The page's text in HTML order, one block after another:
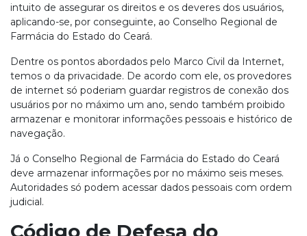
intuito de assegurar os direitos e os deveres dos usuários,
aplicando-se, por conseguinte, ao Conselho Regional de
Farmácia do Estado do Ceará.
Dentre os pontos abordados pelo Marco Civil da Internet,
temos o da privacidade. De acordo com ele, os provedores
de internet só poderiam guardar registros de conexão dos
usuários por no máximo um ano, sendo também proibido
armazenar e monitorar informações pessoais e histórico de
navegação.
Já o Conselho Regional de Farmácia do Estado do Ceará
deve armazenar informações por no máximo seis meses.
Autoridades só podem acessar dados pessoais com ordem
judicial.
Código de Defesa do